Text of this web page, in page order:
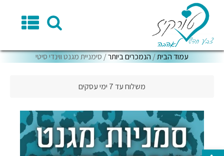
עמוד הבית/ הנמכרים ביותר/ סימניית מגנט ווינדי סיטי
משלוח עד 7 ימי עסקים